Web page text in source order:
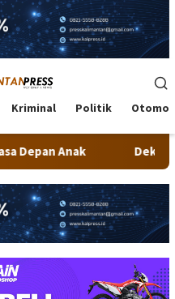
Kriminal Politik
Dekranasda Tarakan